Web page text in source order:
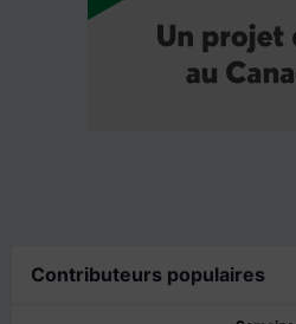
Contributeurs populaires